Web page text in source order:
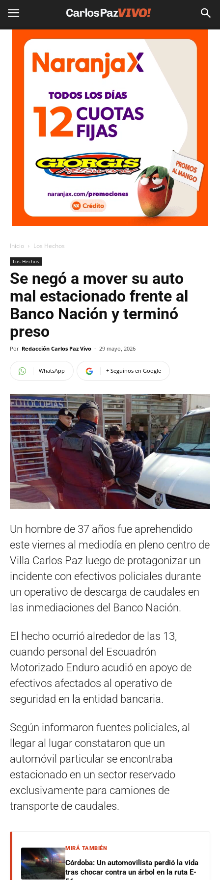
Inicio Los Hechos
Los Hechos
Se negó a mover su auto
mal estacionado frente al
Banco Nación y terminó
preso
Por Redacción Carlos Paz Vivo - 29 mayo, 2026
WhatsApp + Seguinos en Google
Un hombre de 37 años fue aprehendido
este viernes al mediodía en pleno centro de
Villa Carlos Paz luego de protagonizar un
incidente con efectivos policiales durante
un operativo de descarga de caudales en
las inmediaciones del Banco Nación.
El hecho ocurrió alrededor de las 13,
cuando personal del Escuadrón
Motorizado Enduro acudió en apoyo de
efectivos afectados al operativo de
seguridad en la entidad bancaria.
Según informaron fuentes policiales, al
llegar al lugar constataron que un
automóvil particular se encontraba
estacionado en un sector reservado
exclusivamente para camiones de
transporte de caudales.
MIRÁ TAMBIÉN
Córdoba: Un automovilista perdió la vida
tras chocar contra un árbol en la ruta E-